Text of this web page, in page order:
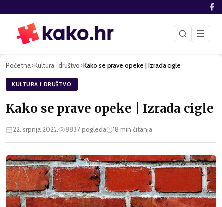
☰
Početna›Kultura i društvo ›Kako se prave opeke | Izrada cigle
KULTURA I DRUŠTVO
Kako se prave opeke | Izrada cigle
22. srpnja 2022. 8837pogleda 18 min čitanja